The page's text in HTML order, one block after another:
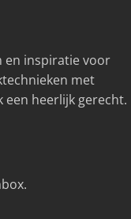
en inspiratie voor
met
een heerlijk gerecht.